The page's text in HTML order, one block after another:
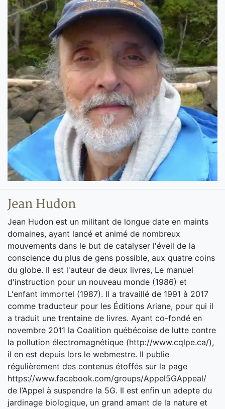
Jean Hudon
Jean Hudon est un militant de longue date en maints
domaines, ayant lancé et animé de nombreux
mouvements dans le but de catalyser l'éveil de la
conscience du plus de gens possible, aux quatre coins
du globe. Il est l'auteur de deux livres, Le manuel
d'instruction pour un nouveau monde (1986) et
L'enfant immortel (1987). Il a travaillé de 1991 à 2017
comme traducteur pour les Éditions Ariane, pour qui il
a traduit une trentaine de livres. Ayant co-fondé en
novembre 2011 la Coalition québécoise de lutte contre
la pollution électromagnétique (http://www.cqlpe.ca/),
il en est depuis lors le webmestre. Il publie
régulièrement des contenus étoffés sur la page
https://www.facebook.com/groups/Appel5GAppeal/
de l’Appel à suspendre la 5G. Il est enfin un adepte du
jardinage biologique, un grand amant de la nature et